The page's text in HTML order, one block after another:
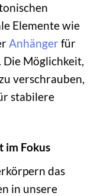
Elemente wie
Anhänger für
Die Möglichkeit,
verschrauben,
stabilere
im Fokus
das
in unsere